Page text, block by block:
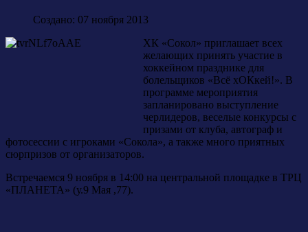
Создано: 07 ноября 2013
ХК «Сокол» приглашает всех
желающих принять участие в
хоккейном празднике для
болельщиков «Всё хОКкей!». В
программе мероприятия
запланировано выступление
черлидеров, веселые конкурсы с
призами от клуба, автограф и
фотосессии с игроками «Сокола», а также много приятных
сюрпризов от организаторов.
Встречаемся 9 ноября в 14:00 на центральной площадке в ТРЦ
«ПЛАНЕТА» (у.9 Мая ,77).